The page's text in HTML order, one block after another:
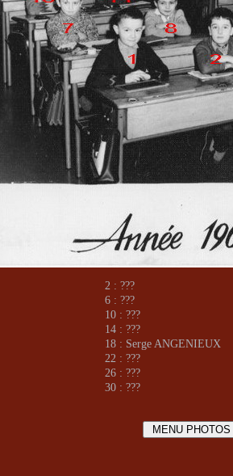
2 : ???
6 : ???
10 : ???
14 : ???
18 : Serge ANGENIEUX
22 : ???
26 : ???
30 : ???